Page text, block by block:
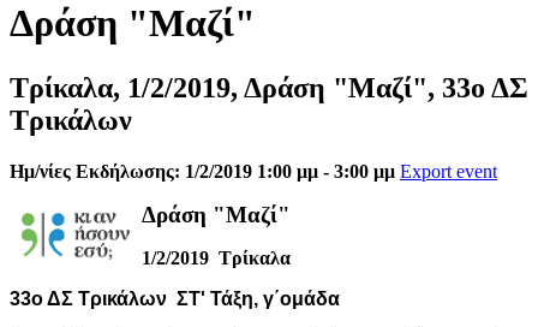
Δράση "Μαζί"
Τρίκαλα, 1/2/2019, Δράση "Μαζί", 33ο ΔΣ
Τρικάλων
Ημ/νίες Εκδήλωσης: 1/2/2019 1:00 μμ - 3:00 μμ Export event
Δράση "Μαζί"
1/2/2019 Τρίκαλα
33ο ΔΣ Τρικάλων ΣΤ' Τάξη, γ΄ομάδα